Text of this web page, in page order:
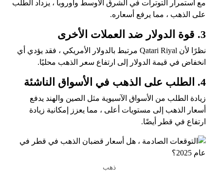
مع استمرار التوترات في الشرق الأوسط وأوروبا ، يزداد الطلب
على الذهب ، مما يرفع أسعاره.
3. قوة الدولار ضد العملات الأخرى
نظرًا لأن Qatari Riyal مرتبط بالدولار الأمريكي ، فقد يؤدي أي
انخفاض في قيمة الدولار إلى ارتفاع سعر الذهب محليًا.
4. الطلب على الذهب في الأسواق الناشئة
زيادة الطلب من الأسواق الآسيوية مثل الصين والهند يدفع
أسعار الذهب إلى مستويات أعلى ، مما يعزز إمكانية زيادة
ارتفاع في قطر أيضًا.
ذهب